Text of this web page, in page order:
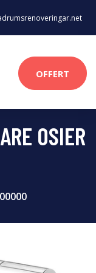
OFFERT
OSIER